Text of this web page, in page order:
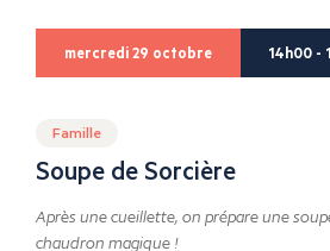
mercredi 29 octobre 14h00 -
Famille
Soupe de Sorcière
Après une cueillette, on prépare une
chaudron magique !